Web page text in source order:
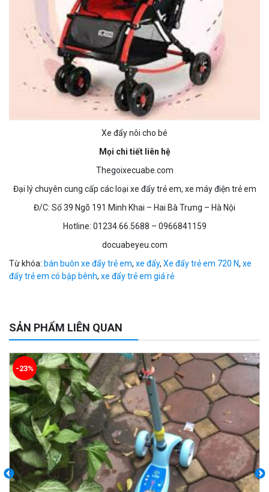
Xe đẩy nôi cho bé
Mọi chi tiết liên hệ
Thegoixecuabe.com
Đại lý chuyên cung cấp các loại xe đẩy trẻ em, xe máy điện trẻ em
Đ/C: Số 39 Ngõ 191 Minh Khai – Hai Bà Trưng – Hà Nội
Hotline: 01234.66.5688 – 0966841159
docuabeyeu.com
Từ khóa: bán buôn xe đẩy trẻ em, xe đẩy, Xe đẩy trẻ em 720 N, xe
đẩy trẻ em có bập bênh, xe đẩy trẻ em giá rẻ
SẢN PHẨM LIÊN QUAN